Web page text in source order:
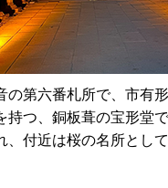
の第六番札所で、市有
持つ、銅板葺の宝形堂
、付近は桜の名所とし